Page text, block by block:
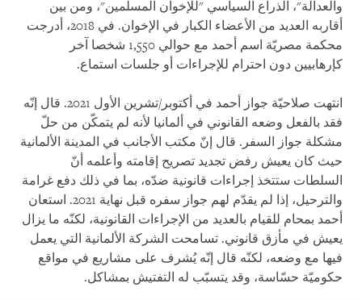
والعدالة"، الذراع السياسي "للإخوان المسلمين"، ومن بين
أقاربه العديد من الأعضاء الكبار في الإخوان. في 2018، أدرجت
محكمة مصريّة اسم أحمد مع حوالي 1,550 شخصا آخر
كإرهابيين دون احترام للإجراءات أو جلسات استماع.
انتهت صلاحيّة جواز أحمد في أكتوبر/تشرين الأول 2021. قال إنّه
فقد بالفعل وضعه القانوني في ألمانيا لأنه لم يتمكّن من حلّ
مشكلة جواز السفر. قال إنّ مكتب الأجانب في المدينة الألمانية
حيث كان يعيش رفض تجديد تصريح إقامته وأعلمه أنّ
السلطات ستتخذ إجراءات قانونية ضدّه، بما في ذلك دفع غرامة
والترحيل، إذا لم يقدّم لهم جواز سفره قبل نهاية 2021. استعان
أحمد بمحام للقيام بالعديد من الإجراءات القانونية، لكنّه ما يزال
يعيش في مأزق قانوني. تسامحت الشركة الألمانية التي يعمل
فيها مع وضعه، لكنّه قال إنّه يُشرف على مشاريع في مواقع
حكوميّة حسّاسة، وقد يتسبّب له التفتيش بمشاكل.